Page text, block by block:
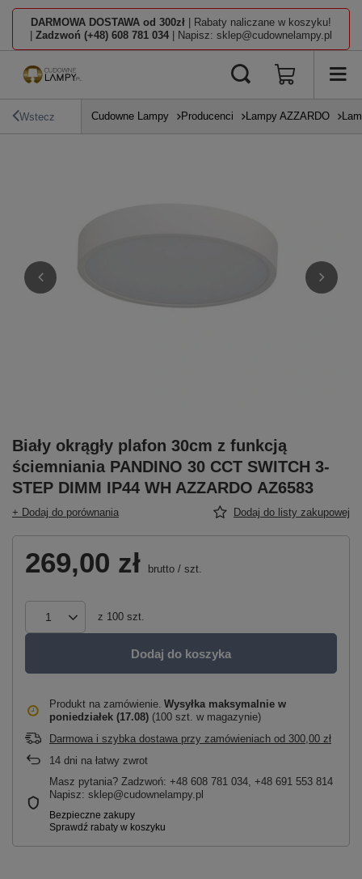
DARMOWA DOSTAWA od 300zł | Rabaty naliczane w koszyku!
Zadzwoń (+48) 608 781 034 | Napisz: sklep@cudownelampy.pl
Wstecz Cudowne Lampy Producenci Lampy AZZARDO
Biały okrągły plafon 30cm z funkcją
ściemniania PANDINO 30 CCT SWITCH 3-
STEP DIMM IP44 WH AZZARDO AZ6583
+ Dodaj do porównania Dodaj do listy zakupowej
269,00 zł brutto / szt.
z 100 szt.
Dodaj do koszyka
Produkt na zamówienie Wysyłka maksymalnie w
poniedziałek (17.08) (100 szt. w magazynie)
Darmowa i szybka dostawa przy zamówieniach od 300,00 zł
14 dni na łatwy zwrot
Masz pytania? Zadzwoń: +48 608 781 034, +48 691 553 814
Napisz: sklep@cudownelampy.pl